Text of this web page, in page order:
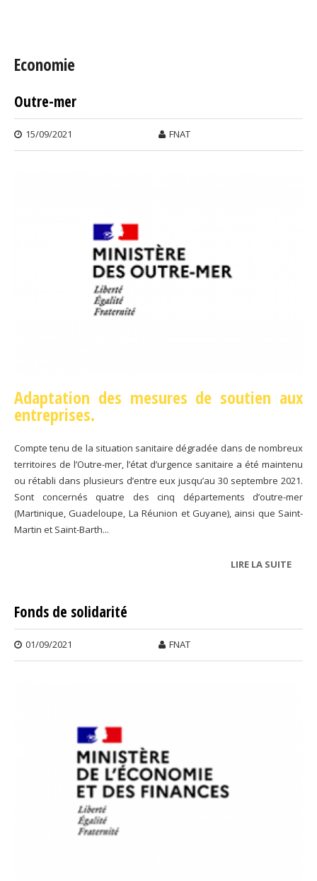
Economie
Outre-mer
15/09/2021 FNAT
Adaptation des mesures de soutien aux
entreprises.
Compte tenu de la situation sanitaire dégradée dans de nombreux
territoires de l’Outre-mer, l’état d’urgence sanitaire a été maintenu
ou rétabli dans plusieurs d’entre eux jusqu’au 30 septembre 2021.
Sont concernés quatre des cinq départements d’outre-mer
(Martinique, Guadeloupe, La Réunion et Guyane), ainsi que Saint-
Martin et Saint-Barth...
LIRE LA SUITEDE
Fonds de solidarité
01/09/2021 FNAT
Pages